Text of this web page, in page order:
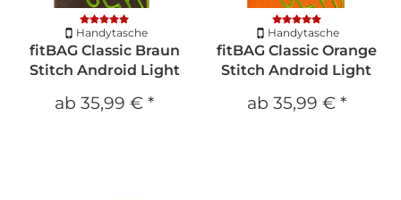
Handytasche
fitBAG Classic Braun
Stitch Android Light
ab35,99 €*
Handytasche
fitBAG Classic Orange
Stitch Android Light
ab 35,99 € *